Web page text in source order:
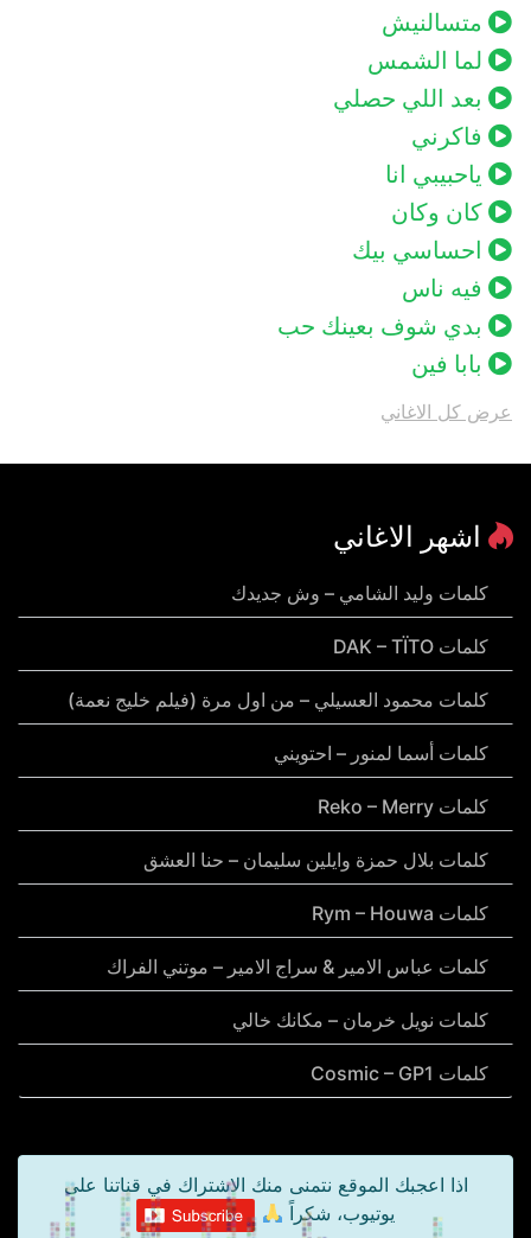
متسالنيش
لما الشمس
بعد اللي حصلي
فاكرني
ياحبيبي انا
كان وكان
احساسي بيك
فيه ناس
بدي شوف بعينك حب
بابا فين
عرض كل الاغاني
اشهر الاغاني
كلمات وليد الشامي – وش جديدك
كلمات DAK – TÏTO
كلمات محمود العسيلي – من اول مرة (فيلم خليج نعمة)
كلمات أسما لمنور – احتويني
كلمات Reko – Merry
كلمات بلال حمزة وايلين سليمان – حنا العشق
كلمات Rym – Houwa
كلمات عباس الامير & سراج الامير – موتني الفراك
كلمات نويل خرمان – مكانك خالي
كلمات Cosmic – GP1
اذا اعجبك الموقع نتمنى منك الاشتراك في قناتنا على
يوتيوب، شكراً